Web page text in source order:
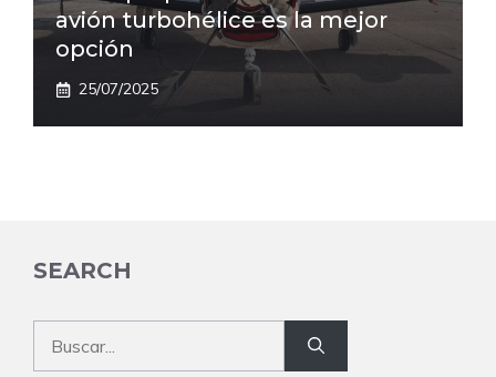
avión turbohélice es la mejor
opción
25/07/2025
SEARCH